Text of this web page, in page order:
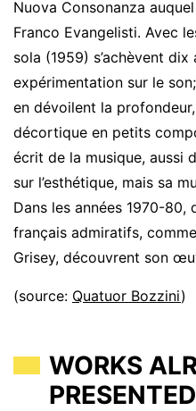
Nuova Consonanza
Franco Evangelisti. Avec
sola (1959) s’achèvent dix
expérimentation sur le
en dévoilent la
décortique en petits
écrit de la musique, aussi
sur l’esthétique, mais sa
Dans les années 1970-80,
français admiratifs,
Grisey, découvrent son
(source: Quatuor Bozzini)
WORKS